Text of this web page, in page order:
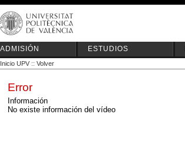
ADMISIÓN ESTUDIOS
Inicio UPV :: Volver
Error
Información
No existe información del vídeo